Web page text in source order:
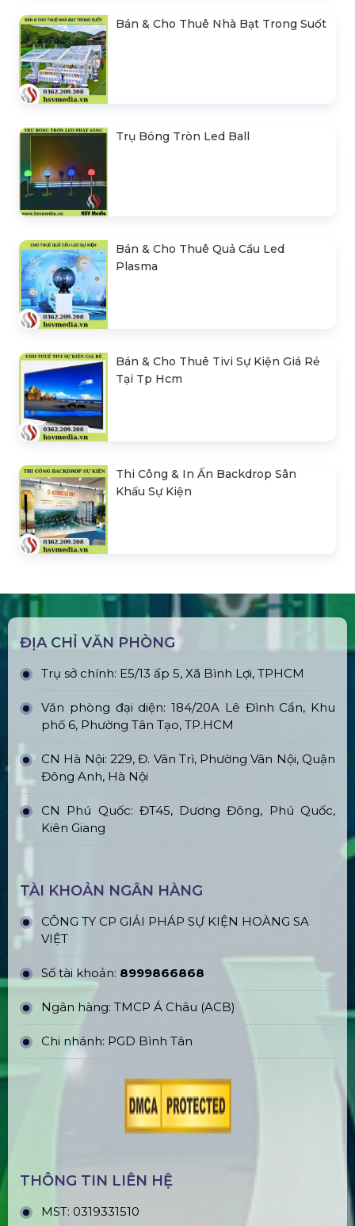
Bán & Cho Thuê Nhà Bạt Trong Suốt
Trụ Bóng Tròn Led Ball
Bán & Cho Thuê Quả Cầu Led
Plasma
Bán & Cho Thuê Tivi Sự Kiện Giá Rẻ
Tại Tp Hcm
Thi Công & In Ấn Backdrop Sân
Khấu Sự Kiện
ĐỊA CHỈ VĂN PHÒNG
Trụ sở chính: E5/13 ấp 5, Xã Bình Lợi, TPHCM
Văn phòng đại diện: 184/20A Lê Đình Cẩn, Khu
phố 6, Phường Tân Tạo, TP.HCM
CN Hà Nội: 229, Đ. Vân Trì, Phường Vân Nội, Quận
Đông Anh, Hà Nội
CN Phú Quốc: ĐT45, Dương Đông, Phú Quốc,
Kiên Giang
TÀI KHOẢN NGÂN HÀNG
CÔNG TY CP GIẢI PHÁP SỰ KIỆN HOÀNG SA
VIỆT
Số tài khoản: 8999866868
Ngân hàng: TMCP Á Châu (ACB)
Chi nhánh: PGD Bình Tân
THÔNG TIN LIÊN HỆ
MST: 0319331510